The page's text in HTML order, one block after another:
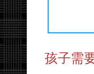
孩子需